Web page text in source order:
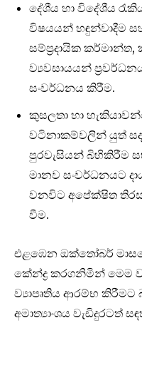
දේශීය හා විදේශීය
විෂයයන් හඳුන්වාදීම
සම්ප්‍රදායික
ව්‍යවසායයන්
සංවර්ධනය කිරීම.
කුසලතා හා
වටිනාකම්වලින් යුත්
පුරවැසියන් බිහිකිරීම
මානව සංවර්ධනයට
වනවිට අපේක්ෂිත
වීම.
එළඹෙන ඔක්තෝබර්
කේන්ද්‍ර කරගනිමින් මෙම
ව්‍යාපෘතිය ආරම්භ
අමාත්‍යාංශය වැඩිදුරටත්